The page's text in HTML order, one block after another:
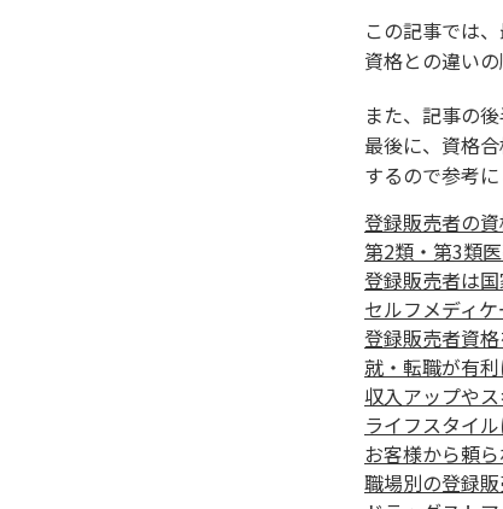
この記事では
資格との違いの
また、記事の
最後に、資格
するので参考に
登録販売者の資
第2類・第3類
登録販売者は
セルフメディ
登録販売者資
就・転職が有
収入アップや
ライフスタイ
お客様から頼
職場別の登録